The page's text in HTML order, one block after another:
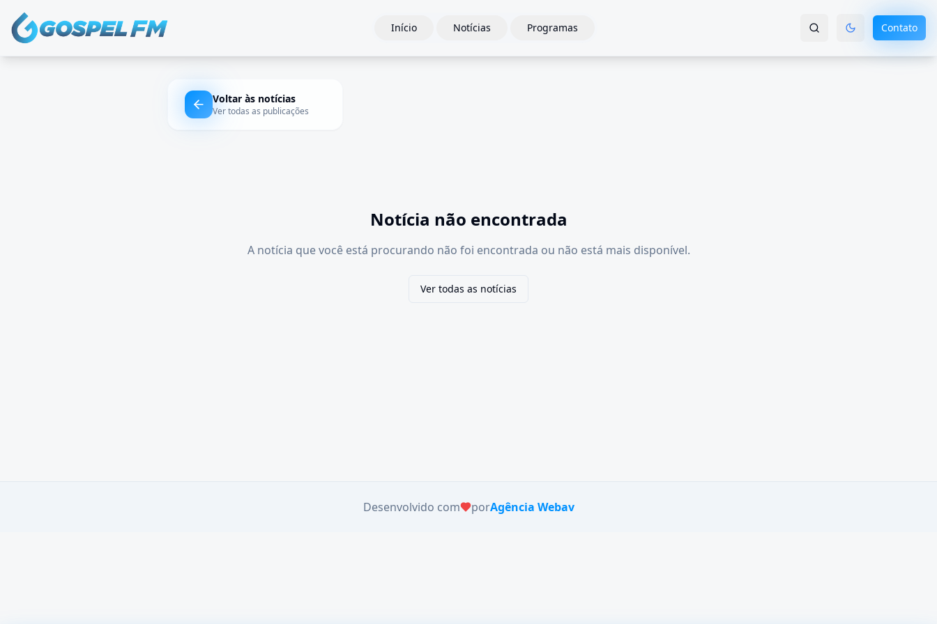
Início Notícias Programas Contato
Voltar às notícias
Ver todas as publicações
Notícia não encontrada
A notícia que você está procurando não foi encontrada ou não está mais disponível.
Ver todas as notícias
Desenvolvido com porAgência Webav